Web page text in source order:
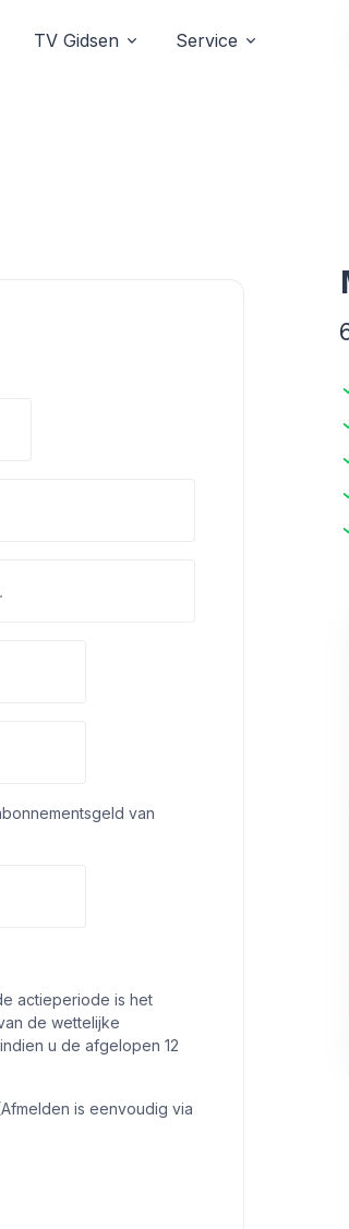
TV Gidsen Service
van
actieperiode is het
de wettelijke
u de afgelopen 12
is eenvoudig via